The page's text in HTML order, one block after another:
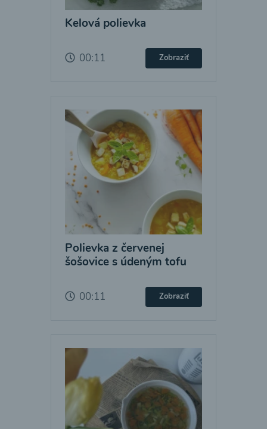
Kelová polievka
00:11 Zobraziť
Polievka z červenej
šošovice s údeným tofu
00:11 Zobraziť